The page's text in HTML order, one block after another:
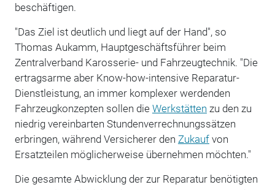
beschäftigen.
"Das Ziel ist deutlich und liegt auf der Hand", so
Thomas Aukamm, Hauptgeschäftsführer beim
Zentralverband Karosserie- und Fahrzeugtechnik. "Die
ertragsarme aber Know-how-intensive Reparatur-
Dienstleistung, an immer komplexer werdenden
Fahrzeugkonzepten sollen die Werkstätten zu den zu
niedrig vereinbarten Stundenverrechnungssätzen
erbringen, während Versicherer den Zukaufvon
Ersatzteilen möglicherweise übernehmen möchten."
Die gesamte Abwicklung der zur Reparatur benötigten